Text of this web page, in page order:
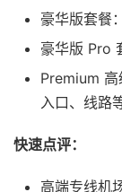
豪华版套餐
豪华版 Pro
Premium
入口、线路等
快速点评：
高端专线机